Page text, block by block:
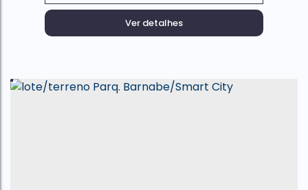
Ver detalhes